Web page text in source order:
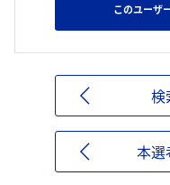
このユーザ
検
本選